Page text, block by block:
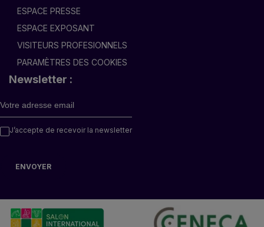
ESPACE PRESSE
ESPACE EXPOSANT
VISITEURS PROFESIONNELS
PARAMÈTRES DES COOKIES
Newsletter :
J’accepte de recevoir la newsletter